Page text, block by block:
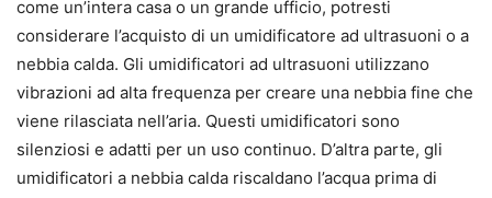
come un’intera casa o un grande ufficio, potresti
considerare l’acquisto di un umidificatore ad ultrasuoni o a
nebbia calda. Gli umidificatori ad ultrasuoni utilizzano
vibrazioni ad alta frequenza per creare una nebbia fine che
viene rilasciata nell’aria. Questi umidificatori sono
silenziosi e adatti per un uso continuo. D’altra parte, gli
umidificatori a nebbia calda riscaldano l’acqua prima di